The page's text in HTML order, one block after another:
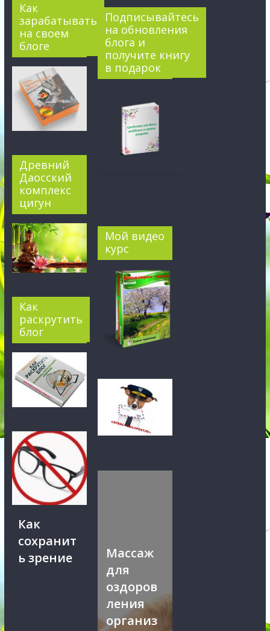
Как
зарабатывать
на своем
блоге
Древний
Даосский
комплекс
цигун
Как
раскрутить
блог
Как
сохранит
ь зрение
Подписывайтесь
на обновления
блога и
получите книгу
в подарок
Мой видео
курс
Массаж
для
оздоров
ления
организ